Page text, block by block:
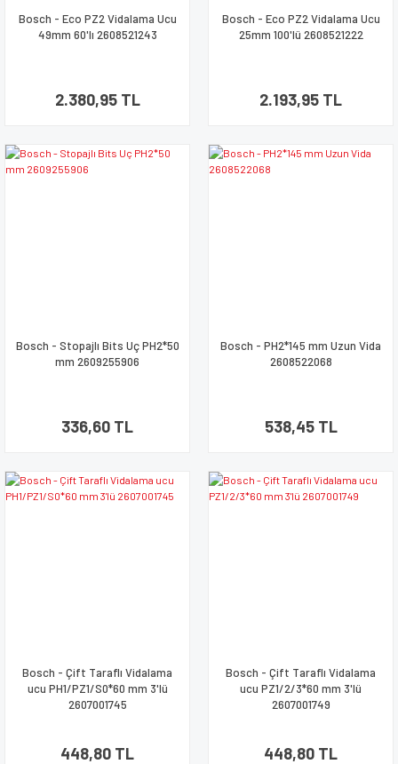
Bosch - Eco PZ2 Vidalama Ucu
49mm 60'lı 2608521243
2.380,95 TL
Bosch - Eco PZ2 Vidalama Ucu
25mm 100'lü 2608521222
2.193,95 TL
Bosch - Stopajlı Bits Uç PH2*50
mm 2609255906
336,60 TL
Bosch - PH2*145 mm Uzun Vida
2608522068
538,45 TL
Bosch - Çift Taraflı Vidalama
ucu PH1/PZ1/S0*60 mm 3'lü
2607001745
448,80 TL
Bosch - Çift Taraflı Vidalama
ucu PZ1/2/3*60 mm 3'lü
2607001749
448,80 TL